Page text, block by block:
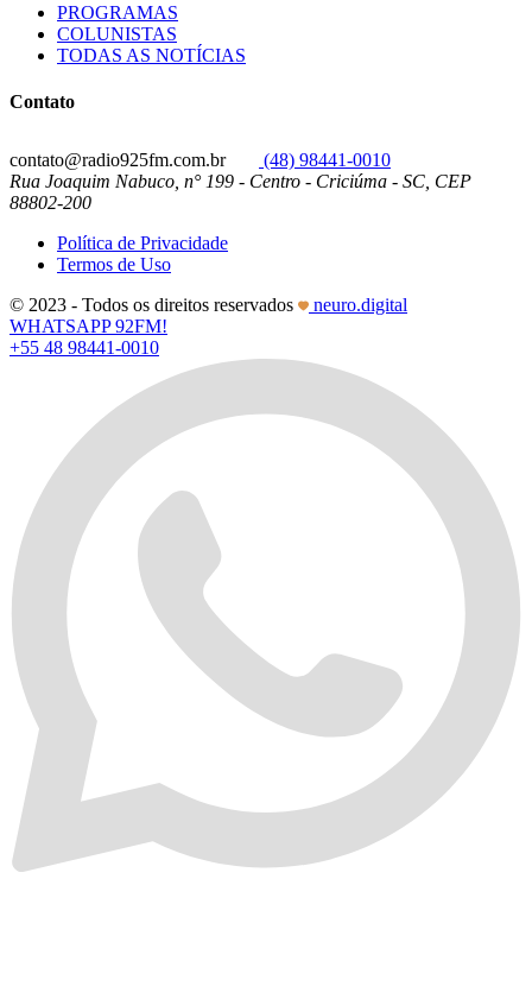
PROGRAMAS
COLUNISTAS
TODAS AS NOTÍCIAS
Contato
contato@radio925fm.com.br
(48) 98441-0010
Rua Joaquim Nabuco, n° 199 - Centro - Criciúma - SC, CEP
88802-200
Política de Privacidade
Termos de Uso
© 2023 - Todos os direitos reservados
neuro.digital
WHATSAPP 92FM!
+55 48 98441-0010